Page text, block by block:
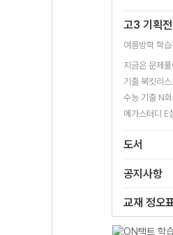
고3 기획전
여름방학 학
지금은 문제
기출 북킷리
수능 기출 N
메가스터디 E
도서
공지사항
교재 정오